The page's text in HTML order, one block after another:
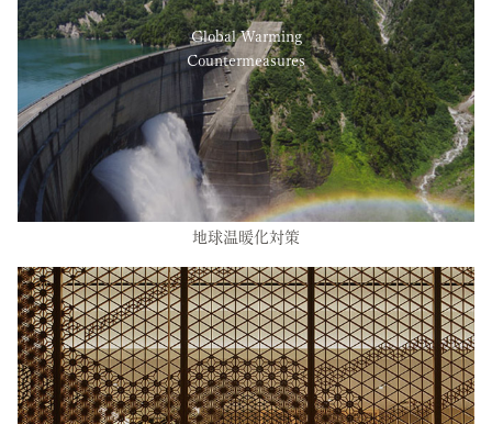
Global Warming
Countermeasures
地球温暖化対策